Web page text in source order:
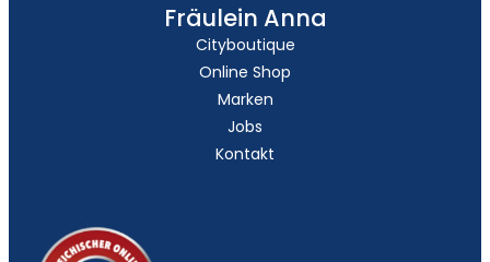
Fräulein Anna
Cityboutique
Online Shop
Marken
Jobs
Kontakt